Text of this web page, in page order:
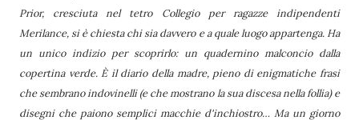
Prior, cresciuta nel tetro Collegio per ragazze indipendenti
Merilance, si è chiesta chi sia davvero e a quale luogo appartenga. Ha
un unico indizio per scoprirlo: un quadernino malconcio dalla
copertina verde. È il diario della madre, pieno di enigmatiche frasi
che sembrano indovinelli (e che mostrano la sua discesa nella follia) e
disegni che paiono semplici macchie d'inchiostro… Ma un giorno